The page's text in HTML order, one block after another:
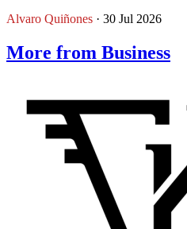
Alvaro Quiñones · 30 Jul 2026
More from Business